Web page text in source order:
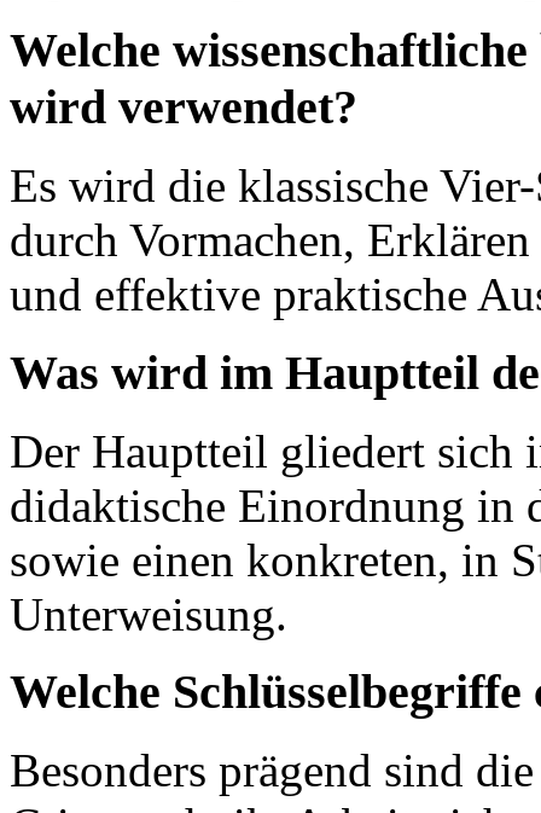
Welche
wird verwendet?
Es wird die klassische
durch Vormachen,
und effektive praktische
Was wird im Hauptteil
Der Hauptteil gliedert sich
didaktische Einordnung in
sowie einen konkreten, in
Unterweisung.
Welche
Besonders prägend sind